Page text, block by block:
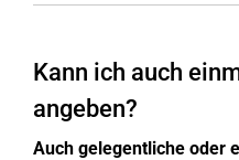
Kann ich auch
angeben?
Auch gelegentliche oder